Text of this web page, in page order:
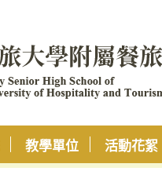
教學單位 活動花絮